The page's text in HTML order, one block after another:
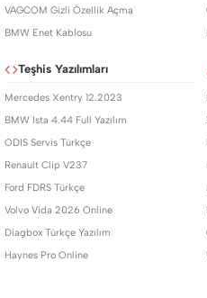
VAGCOM Gizli Özellik Açma
BMW Enet Kablosu
Teşhis Yazılımları
Mercedes Xentry 12.2023
BMW Ista 4.44 Full Yazılım
ODIS Servis Türkçe
Renault Clip V237
Ford FDRS Türkçe
Volvo Vida 2026 Online
Diagbox Türkçe Yazılım
Haynes Pro Online